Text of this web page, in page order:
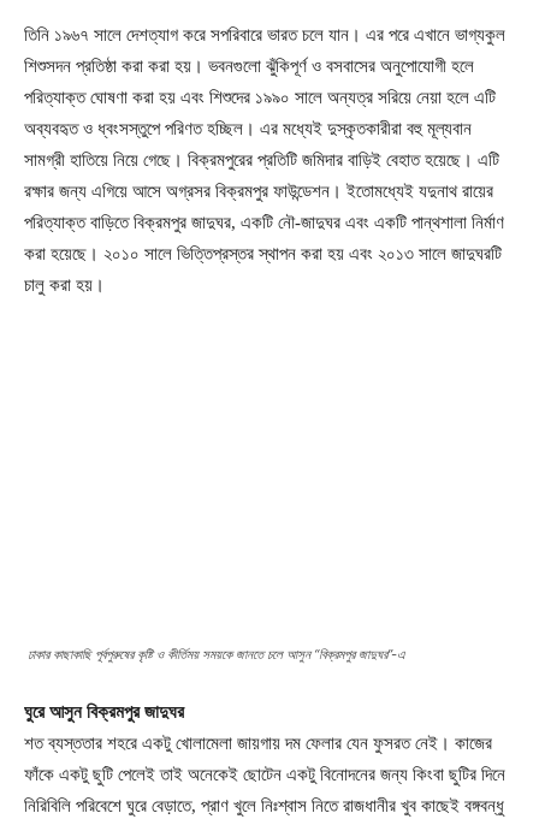
তিনি ১৯৬৭ সালে দেশত্যাগ করে সপরিবারে ভারত চলে যান। এর পরে এখানে ভাগ্যকুল
শিশুসদন প্রতিষ্ঠা করা করা হয়। ভবনগুলো ঝুঁকিপূর্ণ ও বসবাসের অনুপোযোগী হলে
পরিত্যাক্ত ঘোষণা করা হয় এবং শিশুদের ১৯৯০ সালে অন্যত্র সরিয়ে নেয়া হলে এটি
অব্যবহৃত ও ধ্বংসস্তুপে পরিণত হচ্ছিল। এর মধ্যেই দুস্কৃতকারীরা বহু মূল্যবান
সামগ্রী হাতিয়ে নিয়ে গেছে। বিক্রমপুরের প্রতিটি জমিদার বাড়িই বেহাত হয়েছে। এটি
রক্ষার জন্য এগিয়ে আসে অগ্রসর বিক্রমপুর ফাউন্ডেশন। ইতোমধ্যেই যদুনাথ রায়ের
পরিত্যাক্ত বাড়িতে বিক্রমপুর জাদুঘর, একটি নৌ-জাদুঘর এবং একটি পান্থশালা নির্মাণ
করা হয়েছে। ২০১০ সালে ভিত্তিপ্রস্তর স্থাপন করা হয় এবং ২০১৩ সালে জাদুঘরটি
চালু করা হয়।
ঢাকার কাছাকাছি পূর্বপুরুষের কৃষ্টি ও কীর্তিময় সময়কে জানতে চলে আসুন “বিক্রমপুর জাদুঘর”-এ
ঘুরে আসুন বিক্রমপুর জাদুঘর
শত ব্যস্ততার শহরে একটু খোলামেলা জায়গায় দম ফেলার যেন ফুসরত নেই। কাজের
ফাঁকে একটু ছুটি পেলেই তাই অনেকেই ছোটেন একটু বিনোদনের জন্য কিংবা ছুটির দিনে
নিরিবিলি পরিবেশে ঘুরে বেড়াতে, প্রাণ খুলে নিঃশ্বাস নিতে রাজধানীর খুব কাছেই বঙ্গবন্ধু